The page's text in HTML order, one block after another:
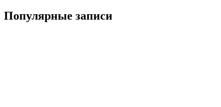
Популярные записи